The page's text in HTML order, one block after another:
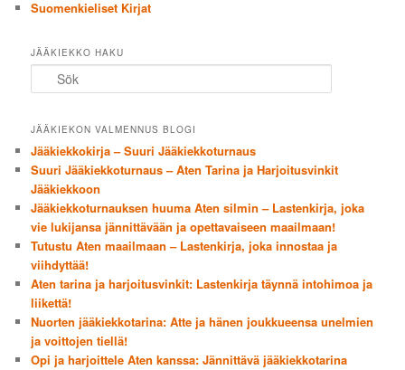
Suomenkieliset Kirjat
JÄÄKIEKKO HAKU
JÄÄKIEKON VALMENNUS BLOGI
Jääkiekkokirja – Suuri Jääkiekkoturnaus
Suuri Jääkiekkoturnaus – Aten Tarina ja Harjoitusvinkit
Jääkiekkoon
Jääkiekkoturnauksen huuma Aten silmin – Lastenkirja, joka
vie lukijansa jännittävään ja opettavaiseen maailmaan!
Tutustu Aten maailmaan – Lastenkirja, joka innostaa ja
viihdyttää!
Aten tarina ja harjoitusvinkit: Lastenkirja täynnä intohimoa ja
liikettä!
Nuorten jääkiekkotarina: Atte ja hänen joukkueensa unelmien
ja voittojen tiellä!
Opi ja harjoittele Aten kanssa: Jännittävä jääkiekkotarina